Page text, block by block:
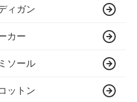
ィガン
カー
ソール
ットン